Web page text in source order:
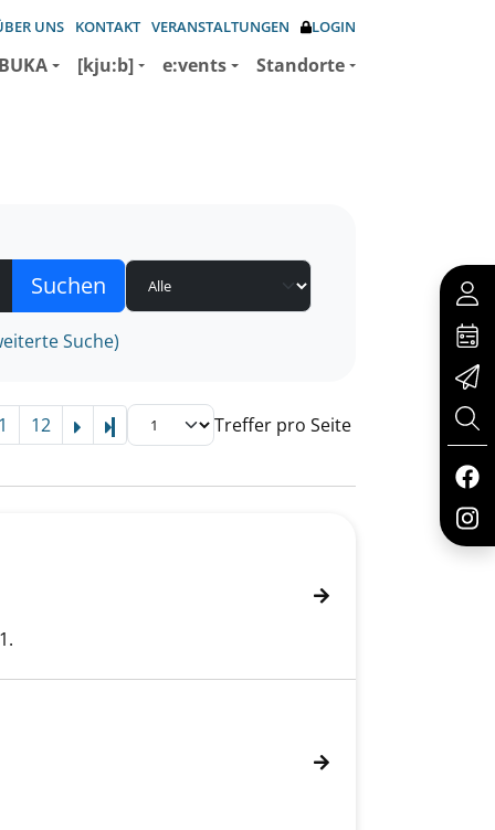
UNS KONTAKT VERANSTALTUNGEN LOGIN
[kju:b] e:vents Standorte
Suche)
12 Letzte SeiteTreffer pro Seite